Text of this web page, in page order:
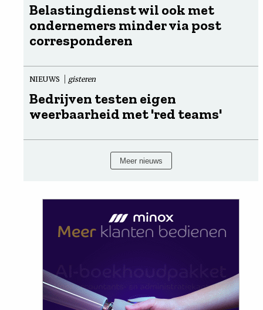
Belastingdienst wil ook met
ondernemers minder via post
corresponderen
NIEUWS gisteren
Bedrijven testen eigen
weerbaarheid met 'red teams'
Meer nieuws